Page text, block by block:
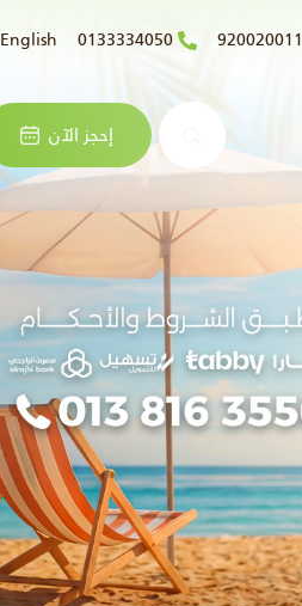
920020011
0133334050
English
إحجز الآن